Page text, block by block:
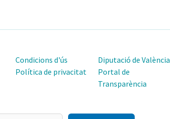
Condicions d'ús
Política de privacitat
Diputació de València
Portal de
Transparència